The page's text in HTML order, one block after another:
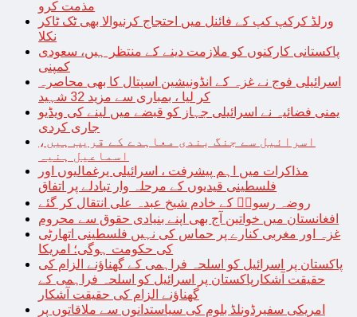
مذمت کرو
ورلڈ کرکپ کپ کے فائنل میں احتجاج کرنیوالا بھی ٹک ٹاکر
نکلا
پاکستانی کارکنوں کو ملازمت دینے کے منتظر ہیں، سعودی
کمپنی
اسرائیلی فوج نے غزہ کے انڈونیشین اسپتال کا بھی محاصرہ
کر لیا ، بمباری سے مزید 32 شہید
یمنی فضائیہ نے اسرائیلی جہاز کو قبضے میں لینے کی ویڈیو
جاری کردی
اسرائیل سے جنگ بندی معاہدے کے قریب ہیں،
اسماعیل ہنیہ
مذاکرات میں اہم پیشرفت ، اسرائیلی یرغمالیوں اور
فلسطینی قیدیوں کے مرحلہ وار تبادلے پر اتفاق
روضہ رسولؐ کے خادم شیخ عبدہ علی انتقال کر گئے
افغانستان میں خواتین آج بھی اپنے بنیادی حقوق سے محروم
غزہ اور مغربی کنارے پر حماس کی نہیں فلسطینی اتھارٹی
کی حکومت ہوگی؛ امریکا
پاکستان پر اسرائیل کو اسلحہ فراہمی کے گھناؤنے الزام کی
حقیقت آشکارپاکستان پر اسرائیل کو اسلحہ فراہمی کے
گھناؤنے الزام کی حقیقت آشکار
امریکی سفیرڈونلڈ بلوم کی سیاستدانوں سے ملاقاتوں پر